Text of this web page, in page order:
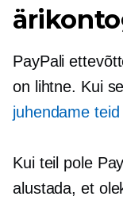
PayPali
on lihtne. Kui
juhendame
Kui teil pole
alustada, et